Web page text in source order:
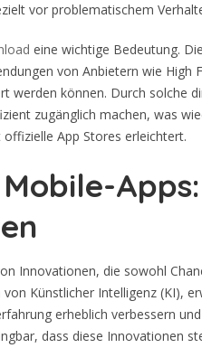
vor problematischem
eine wichtige Bedeutung.
von Anbietern wie High
werden können. Durch solche
zugänglich machen, was
App Stores erleichtert.
Apps:
Innovationen, die sowohl
Künstlicher Intelligenz (KI),
erheblich verbessern
dass diese Innovationen